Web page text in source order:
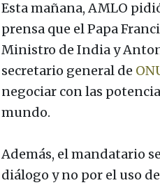
Esta mañana, AMLO
prensa que el Papa
Ministro de India y
secretario general de
negociar con las
mundo.
Además, el mandatario
diálogo y no por el uso